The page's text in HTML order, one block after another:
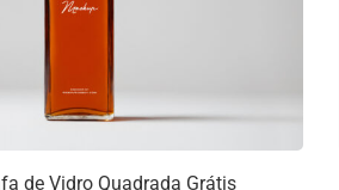
de Vidro Quadrada Grátis